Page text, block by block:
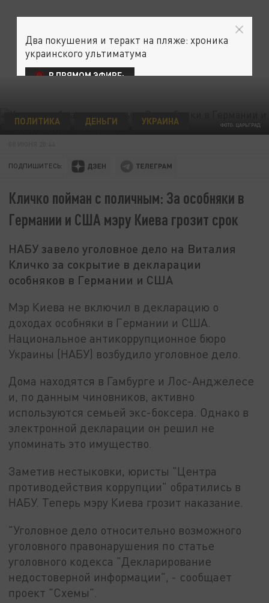
ФОТО: ЦАРЬГРАД
ПОЛИТИКА ДЕНЬГИ УКРАИНА
ПОДПИШИТЕСЬ:
Кличко пойман с поличным: За особняки в
Германии и США мэру Киева грозит срок
НАБУ завело уголовное дело на Виталия
Кличко за сокрытие в декларации
особняков в Германии и США
Мэр Киева не включил в декларацию о
доходах особняки в Германии и США.
Национальное антикоррупционное бюро
Украины (НАБУ) возбудило уголовное дело.
Дома находятся в Гамбурге и Лос-Анджелесе
и, по данным чиновников, активно
используются семьей экс-боксера. Однако в
электронной декларации он решил не
упоминать это имущество.
Заметив нестыковки, юристы "Центра
противодействия коррупции" обратились в
НАБУ. Теперь мэру Киева грозит наказание.
"Уголовное дело относительно возможного
уголовного правонарушения по статье
уголовного кодекса "Декларирование
недостоверной информации", - сообщает
проект "Схемы".
Два покушения и теракт на пляже: хроника
украинского ультиматума
В ПРЯМОМ ЭФИРЕ: